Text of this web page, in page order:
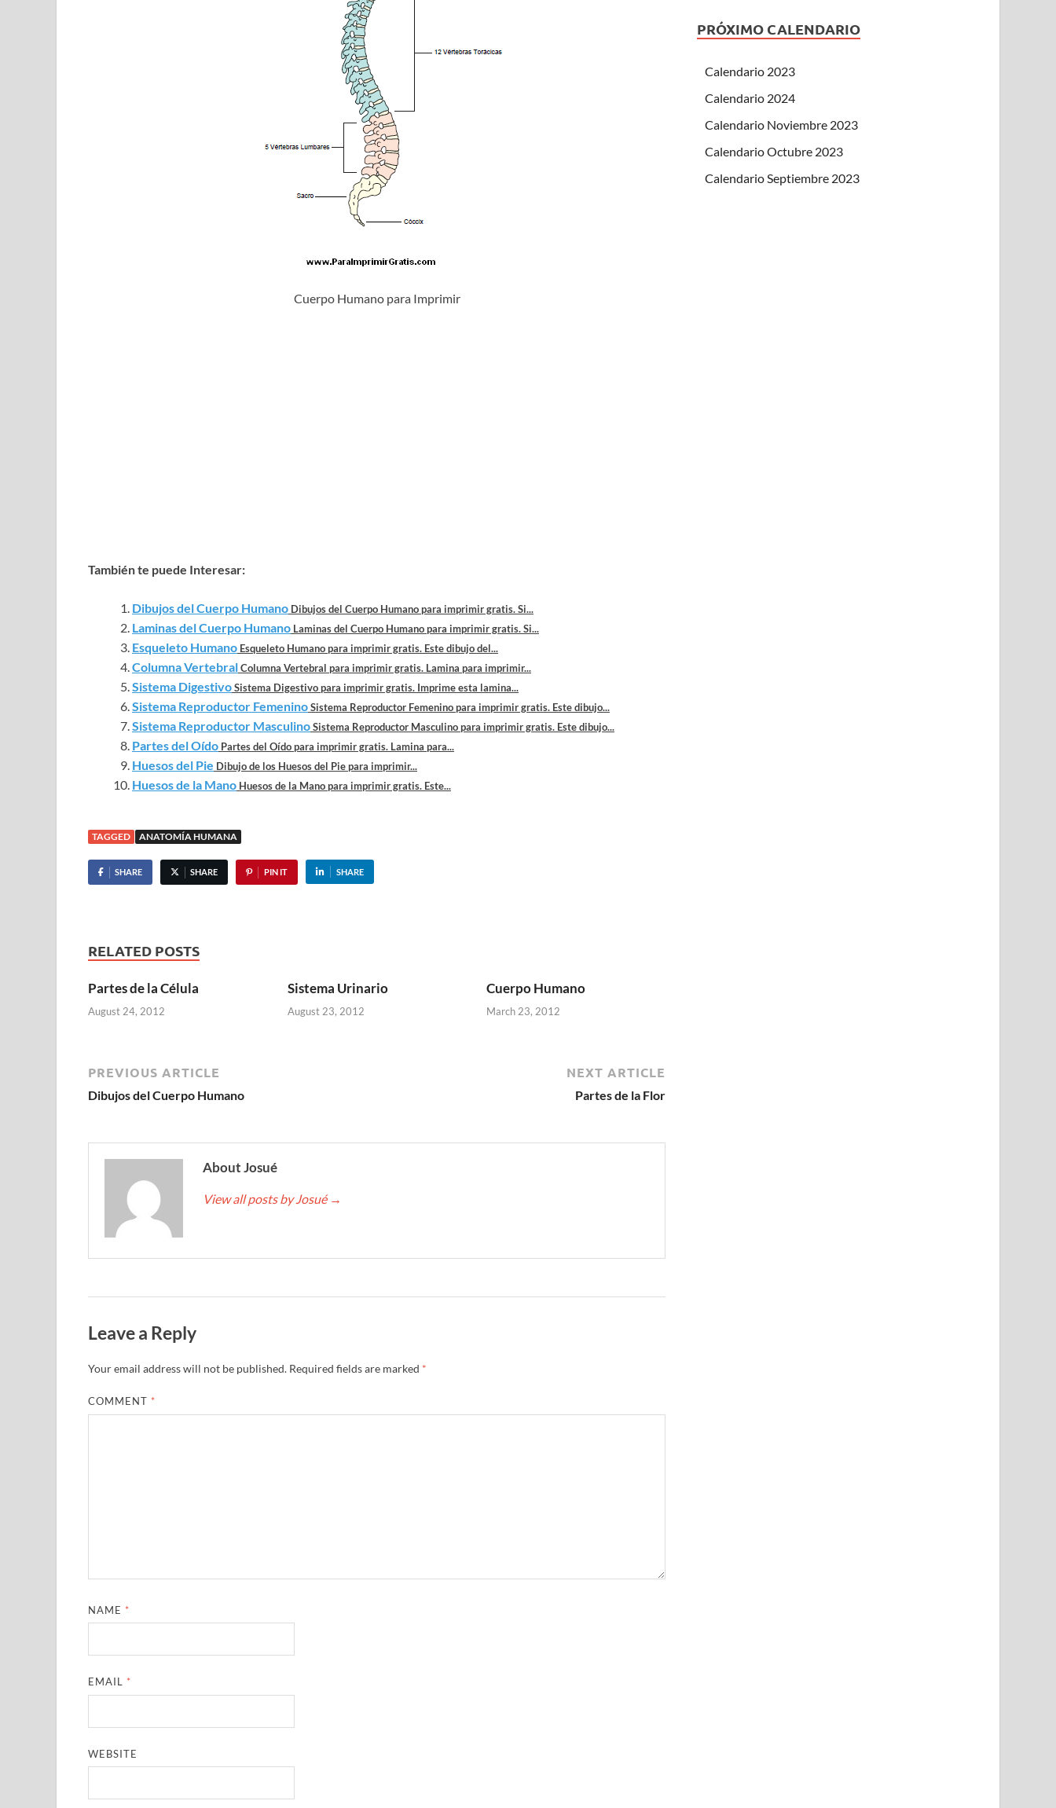
Cuerpo Humano para Imprimir
También te puede Interesar:
Dibujos del Cuerpo Humano Dibujos del Cuerpo Humano para imprimir gratis. Si...
Laminas del Cuerpo Humano Laminas del Cuerpo Humano para imprimir gratis. Si...
Esqueleto Humano Esqueleto Humano para imprimir gratis. Este dibujo del...
Columna VertebralColumna Vertebral para imprimir gratis. Lamina para imprimir...
Sistema DigestivoSistema Digestivo para imprimir gratis. Imprime esta lamina...
Sistema Reproductor FemeninoSistema Reproductor Femenino para imprimir gratis. Este dibujo...
Sistema Reproductor MasculinoSistema Reproductor Masculino para imprimir gratis. Este dibujo...
Partes del Oído Partes del Oído para imprimir gratis. Lamina para...
Huesos del Pie Dibujo de los Huesos del Pie para imprimir...
Huesos de la Mano Huesos de la Mano para imprimir gratis. Este...
TAGGED ANATOMÍA HUMANA
SHARE SHARE PIN IT SHARE
RELATED POSTS
Partes de la Célula
August 24, 2012
Sistema Urinario
August 23, 2012
Cuerpo Humano
March 23, 2012
PREVIOUS ARTICLE
Dibujos del Cuerpo Humano
NEXT ARTICLE
Partes de la Flor
About Josué
View all posts by Josué →
Leave a Reply
Your email address will not be published. Required fields are marked *
COMMENT *
NAME *
EMAIL *
WEBSITE
PRÓXIMO CALENDARIO
Calendario 2023
Calendario 2024
Calendario Noviembre 2023
Calendario Octubre 2023
Calendario Septiembre 2023